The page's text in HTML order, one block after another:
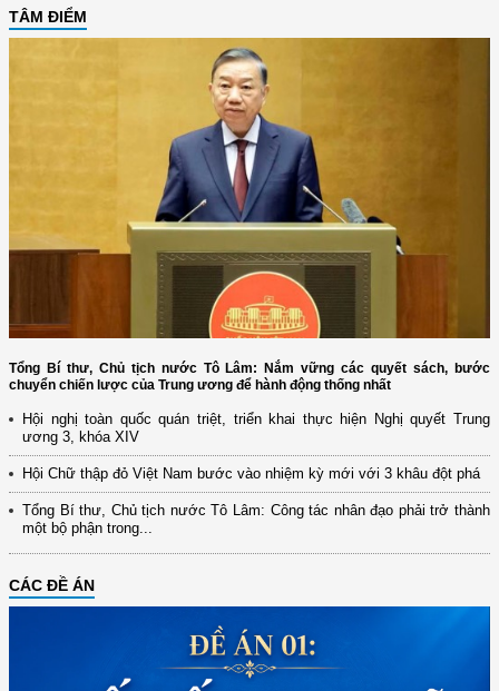
TÂM ĐIỂM
Tổng Bí thư, Chủ tịch nước Tô Lâm: Nắm vững các quyết sách, bước
chuyển chiến lược của Trung ương để hành động thống nhất
Hội nghị toàn quốc quán triệt, triển khai thực hiện Nghị quyết Trung
ương 3, khóa XIV
Hội Chữ thập đỏ Việt Nam bước vào nhiệm kỳ mới với 3 khâu đột phá
Tổng Bí thư, Chủ tịch nước Tô Lâm: Công tác nhân đạo phải trở thành
một bộ phận trong...
CÁC ĐỀ ÁN